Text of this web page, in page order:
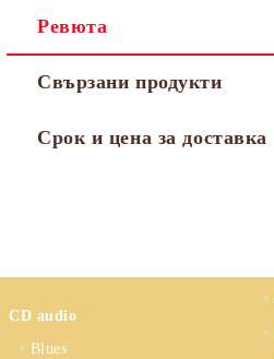
Ревюта
Свързани продукти
Срок и цена за доставка
CD audio
Blues